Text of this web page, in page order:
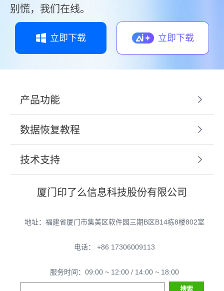
别慌，我们在线。
立即下载 立即下载
产品功能
数据恢复教程
技术支持
厦门印了么信息科技股份有限公司
地址：福建省厦门市集美区软件园三期B区B14栋8楼802室
电话： +86 17306009113
服务时间：09:00 ~ 12:00 / 14:00 ~ 18:00